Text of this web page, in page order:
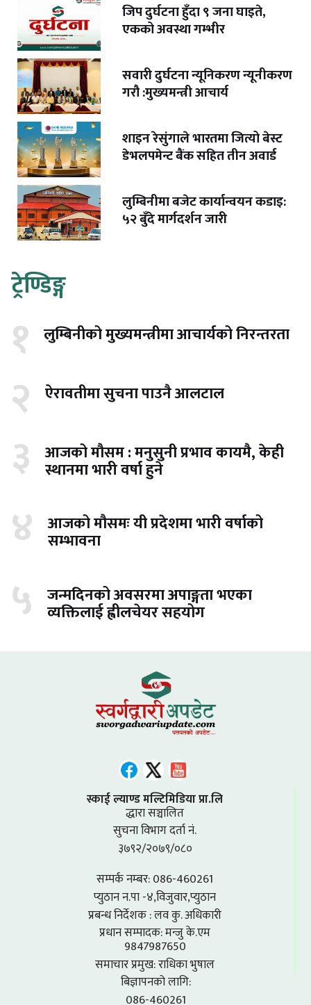
जिप दुर्घटना हुँदा ९ जना घाइते,
एकको अवस्था गम्भीर
सवारी दुर्घटना न्यूनिकरण न्यूनीकरण
गरौ :मुख्यमन्त्री आचार्य
शाइन रेसुंगाले भारतमा जित्यो बेस्ट
डेभलपमेन्ट बैंक सहित तीन अवार्ड
लुम्बिनीमा बजेट कार्यान्वयन कडाइ:
५२ बुँदे मार्गदर्शन जारी
ट्रेण्डिङ्ग
१ लुम्बिनीको मुख्यमन्त्रीमा आचार्यको निरन्तरता
२ ऐरावतीमा सुचना पाउनै आलटाल
३ आजको मौसम : मनुसुनी प्रभाव कायमै, केही
स्थानमा भारी वर्षा हुने
४ आजको मौसमः यी प्रदेशमा भारी वर्षाको
सम्भावना
५ जन्मदिनको अवसरमा अपाङ्गता भएका
व्यक्तिलाई ह्वीलचेयर सहयोग
स्काई ल्याण्ड मल्टिमिडिया प्रा.लि
द्धारा सञ्चालित
सुचना विभाग दर्ता नं.
३७९२/२०७९/०८०
सम्पर्क नम्बर: 086-460261
प्युठान न.पा -४,विजुवार,प्युठान
प्रबन्ध निर्देशक : लव कु. अधिकारी
प्रधान सम्पादक: मन्जु के.एम
9847987650
समाचार प्रमुख: राधिका भुषाल
बिज्ञापनको लागि:
086-460261